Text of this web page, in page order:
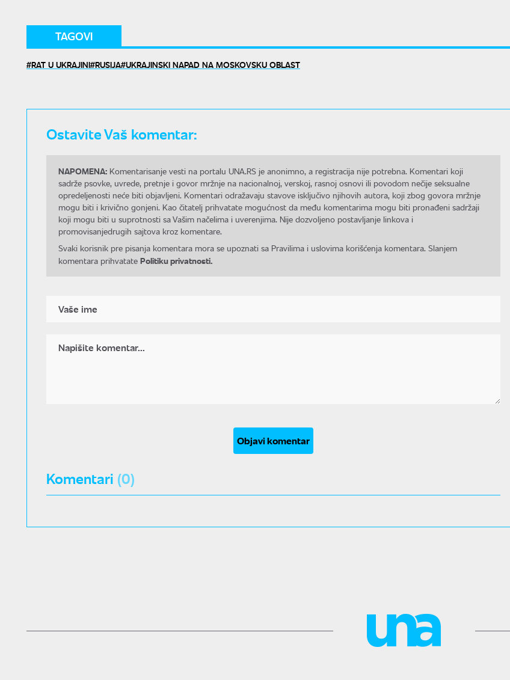
TAGOVI
RAT U UKRAJINI RUSIJA UKRAJINSKI NAPAD NA MOSKOVSKU OBLAST
Ostavite Vaš komentar:
NAPOMENA: Komentarisanje vesti na portalu UNA.RS je anonimno, a registracija nije potrebna. Komentari koji
sadrže psovke, uvrede, pretnje i govor mržnje na nacionalnoj, verskoj, rasnoj osnovi ili povodom nečije seksualne
opredeljenosti neće biti objavljeni. Komentari odražavaju stavove isključivo njihovih autora, koji zbog govora mržnje
mogu biti i krivično gonjeni. Kao čitatelj prihvatate mogućnost da među komentarima mogu biti pronađeni sadržaji
koji mogu biti u suprotnosti sa Vašim načelima i uverenjima. Nije dozvoljeno postavljanje linkova i
promovisanjedrugih sajtova kroz komentare.
Svaki korisnik pre pisanja komentara mora se upoznati sa Pravilima i uslovima korišćenja komentara. Slanjem
komentara prihvatate Politiku privatnosti.
Objavi komentar
Komentari (0)